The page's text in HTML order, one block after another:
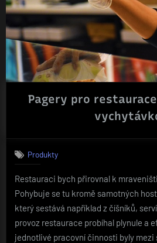
Pagery pro
Produkty
Restauraci bych přirovnal k
Pohybuje se tu kromě samotných
který sestává například z číšníků,
provoz restaurace probíhal plynule a
jednotlivé pracovní činnosti byly mezi